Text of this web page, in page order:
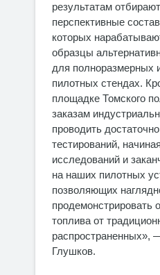
результатам
перспективные
которых
образцы
для полноразмерных
пилотных стендах.
площадке Томского
заказам
проводить
тестирований,
исследований и
на наших пилотных
позволяющих
продемонстрировать
топлива от
распространенных»,
Глушков.